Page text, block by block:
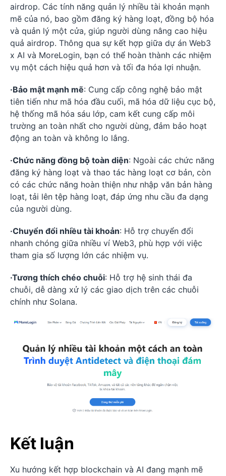
airdrop. Các tính năng quản lý nhiều tài khoản mạnh
mẽ của nó, bao gồm đăng ký hàng loạt, đồng bộ hóa
và quản lý một cửa, giúp người dùng nâng cao hiệu
quả airdrop. Thông qua sự kết hợp giữa dự án Web3
x AI và MoreLogin, bạn có thể hoàn thành các nhiệm
vụ một cách hiệu quả hơn và tối đa hóa lợi nhuận.
·Bảo mật mạnh mẽ: Cung cấp công nghệ bảo mật
tiên tiến như mã hóa đầu cuối, mã hóa dữ liệu cục bộ,
hệ thống mã hóa sáu lớp, cam kết cung cấp môi
trường an toàn nhất cho người dùng, đảm bảo hoạt
động an toàn và không lo lắng.
·Chức năng đồng bộ toàn diện: Ngoài các chức năng
đăng ký hàng loạt và thao tác hàng loạt cơ bản, còn
có các chức năng hoàn thiện như nhập văn bản hàng
loạt, tải lên tệp hàng loạt, đáp ứng nhu cầu đa dạng
của người dùng.
·Chuyển đổi nhiều tài khoản: Hỗ trợ chuyển đổi
nhanh chóng giữa nhiều ví Web3, phù hợp với việc
tham gia số lượng lớn các nhiệm vụ.
·Tương thích chéo chuỗi: Hỗ trợ hệ sinh thái đa
chuỗi, dễ dàng xử lý các giao dịch trên các chuỗi
chính như Solana.
Kết luận
Xu hướng kết hợp blockchain và AI đang mạnh mẽ